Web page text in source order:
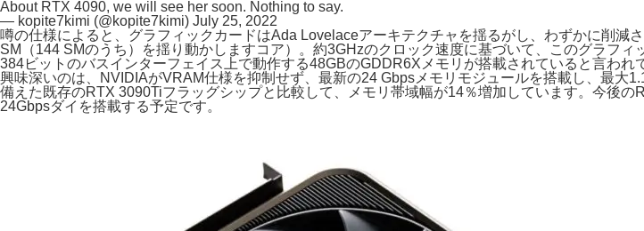
About RTX 4090, we will see her soon. Nothing to say.
— kopite7kimi (@kopite7kimi) July 25, 2022
噂の仕様によると、グラフィックカードはAda Lovelaceアーキテクチャを揺るがし、わずかに削
SM（144 SMのうち）を揺り動かしますコア）。約3GHzのクロック速度に基づいて、このグラフ
384ビットのバスインターフェイス上で動作する48GBのGDDR6Xメモリが搭載されていると言われ
興味深いのは、NVIDIAがVRAM仕様を抑制せず、最新の24 Gbpsメモリモジュールを搭載し、最
備えた既存のRTX 3090Tiフラッグシップと比較して、メモリ帯域幅が14％増加しています。今後
24Gbpsダイを搭載する予定です。